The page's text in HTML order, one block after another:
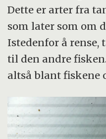
Dette er arter fra
som later som om
Istedenfor å rense,
til den andre
altså blant fiskene